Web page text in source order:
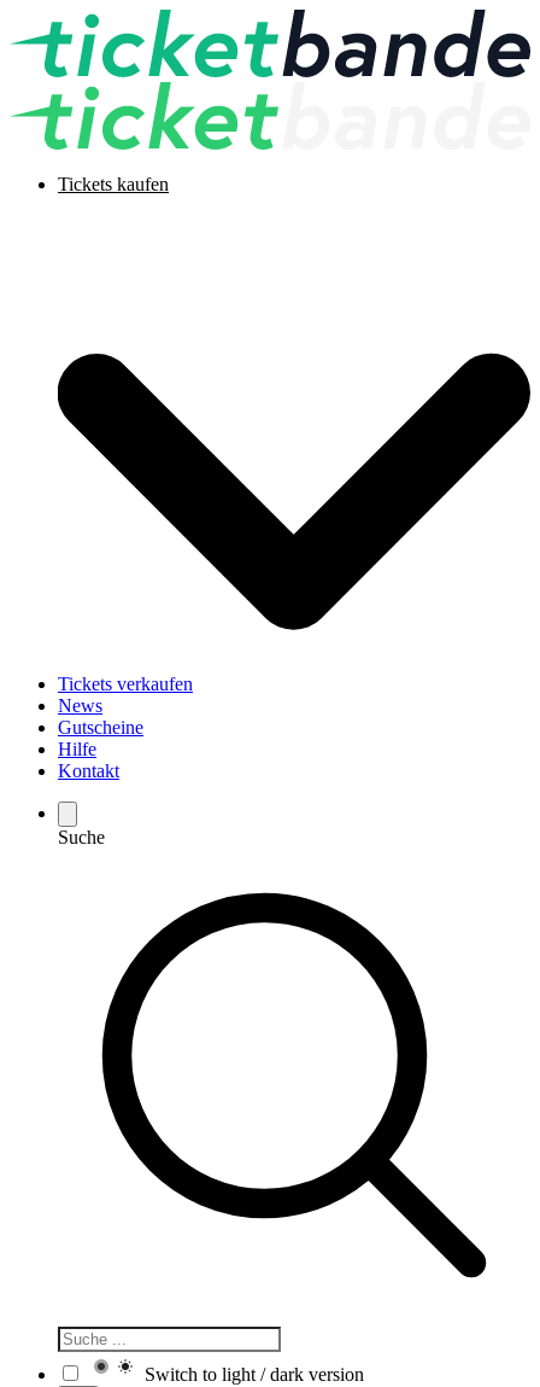
Tickets kaufen
Tickets verkaufen
News
Gutscheine
Hilfe
Kontakt
Suche
Switch to light / dark version